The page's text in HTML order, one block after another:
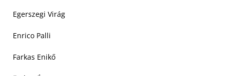
Egerszegi Virág
Enrico Palli
Farkas Enikő